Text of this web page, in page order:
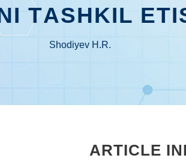
TАSHKIL
Shodiyev H.R.
ARTICLE